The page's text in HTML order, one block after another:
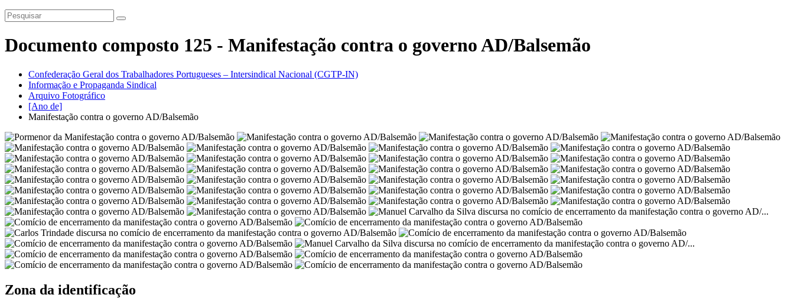
Documento composto 125 - Manifestação contra o governo AD/Balsemão
Confederação Geral dos Trabalhadores Portugueses – Intersindical Nacional (CGTP-IN)
Informação e Propaganda Sindical
Arquivo Fotográfico
[Ano de]
Manifestação contra o governo AD/Balsemão
Zona da identificação